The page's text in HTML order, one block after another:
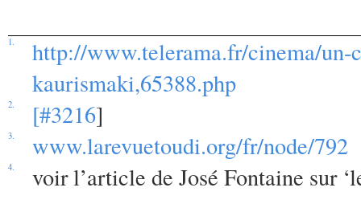
1.
http://www.telerama.fr/cinema/un-
kaurismaki,65388.php
2. [#3216]
3. www.larevuetoudi.org/fr/node/792
4. voir l’article de José Fontaine sur